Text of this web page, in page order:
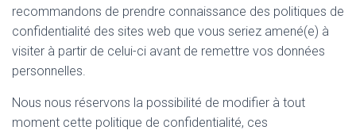
recommandons de prendre connaissance des politiques de
confidentialité des sites web que vous seriez amené(e) à
visiter à partir de celui-ci avant de remettre vos données
personnelles.
Nous nous réservons la possibilité de modifier à tout
moment cette politique de confidentialité, ces